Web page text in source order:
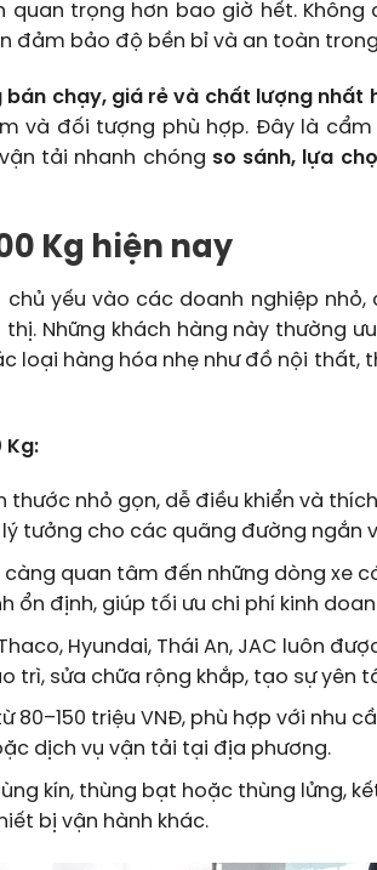
quan trọng hơn bao giờ hết. Không
đảm bảo độ bền bỉ và an toàn
bán chạy, giá rẻ và chất lượng nhất
và đối tượng phù hợp. Đây là
tải nhanh chóng so sánh, lựa
Kg hiện nay
yếu vào các doanh nghiệp nhỏ,
Những khách hàng này thường
loại hàng hóa nhẹ như đồ nội thất,
Kg:
thước nhỏ gọn, dễ điều khiển và
tưởng cho các quãng đường ngắn
quan tâm đến những dòng xe
ổn định, giúp tối ưu chi phí kinh
Hyundai, Thái An, JAC luôn
trì, sửa chữa rộng khắp, tạo sự yên
80–150 triệu VNĐ, phù hợp với nhu
dịch vụ vận tải tại địa phương.
kín, thùng bạt hoặc thùng lửng,
bị vận hành khác.